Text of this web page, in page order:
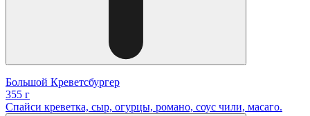
Большой Креветсбургер
355 г
Спайси креветка, сыр, огурцы, романо, соус чили, масаго.